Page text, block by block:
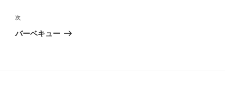
ビ
ゲ
稿
次
の
次
バーベキュー